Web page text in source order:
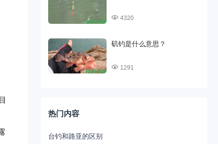
4320
矶钓是什么意思？
1291
热门内容
台钓和路亚的区别